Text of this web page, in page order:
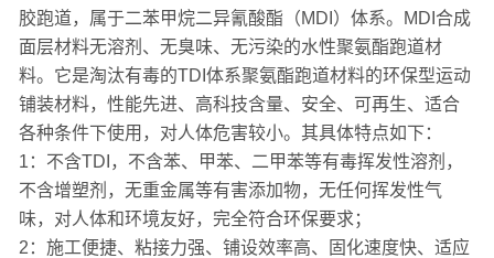
胶跑道，属于二苯甲烷二异氰酸酯（MDI）体系。MDI合成
面层材料无溶剂、无臭味、无污染的水性聚氨酯跑道材
料。它是淘汰有毒的TDI体系聚氨酯跑道材料的环保型运动
铺装材料，性能先进、高科技含量、安全、可再生、适合
各种条件下使用，对人体危害较小。其具体特点如下：
1：不含TDI，不含苯、甲苯、二甲苯等有毒挥发性溶剂，
不含增塑剂，无重金属等有害添加物，无任何挥发性气
味，对人体和环境友好，完全符合环保要求；
2：施工便捷、粘接力强、铺设效率高、固化速度快、适应